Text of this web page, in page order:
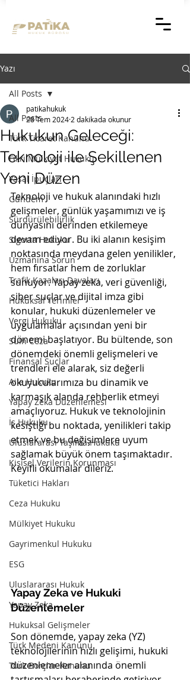
Yazı
All Posts
Türk Ticaret Kanunu
Fikri Mülkiyet Hukuku
Yasal İpuçları
Gündem
Sürdürülebilirlik
Sigorta Hukuku
Uzmanına Sorun
Trafik Kazaları Davaları
Hukuksal Terimler
Vergi Hukuku
Sulh Ceza
Finansal Suçlar
Aile Hukuku
Yapay Zeka Düzenlemesi
İş Hukuku
Uluslararası Taşıma Hukuku
Kişisel Verilerin Korunması
Tüketici Hakları
Ceza Hukuku
Mülkiyet Hukuku
Gayrimenkul Hukuku
ESG
Uluslararası Hukuk
Yapay Zeka
Hukuksal Gelişmeler
Türk Medeni Kanunu
Türk Borçlar Kanunu
All Posts
Hukukun Geleceği:
Teknoloji ile Şekillenen
Yeni Düzen
patikahukuk
28 Tem 2024 2 dakikada okunur
Teknoloji ve hukuk alanındaki hızlı
gelişmeler, günlük yaşamımızı ve iş
dünyasını derinden etkilemeye
devam ediyor. Bu iki alanın kesişim
noktasında meydana gelen yenilikler,
hem fırsatlar hem de zorluklar
sunuyor. Yapay zeka, veri güvenliği,
siber suçlar ve dijital imza gibi
konular, hukuki düzenlemeler ve
uygulamalar açısından yeni bir
dönemi başlatıyor. Bu bültende, son
dönemdeki önemli gelişmeleri ve
trendleri ele alarak, siz değerli
okuyucularımıza bu dinamik ve
karmaşık alanda rehberlik etmeyi
amaçlıyoruz. Hukuk ve teknolojinin
kesiştiği bu noktada, yenilikleri takip
etmek ve bu değişimlere uyum
sağlamak büyük önem taşımaktadır.
Keyifli okumalar dileriz.
Yapay Zeka ve Hukuki
Düzenlemeler
Son dönemde, yapay zeka (YZ)
teknolojilerinin hızlı gelişimi, hukuki
düzenlemeler alanında önemli